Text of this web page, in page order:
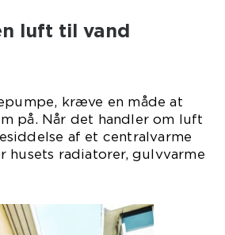
luft til vand
kræve en måde at
på. Når det handler om luft
af et centralvarme
husets radiatorer, gulvvarme